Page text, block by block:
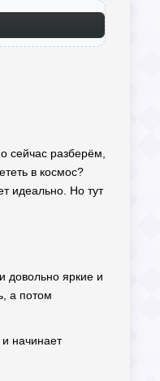
сейчас разберём,
в космос?
идеально. Но тут
довольно яркие и
а потом
начинает